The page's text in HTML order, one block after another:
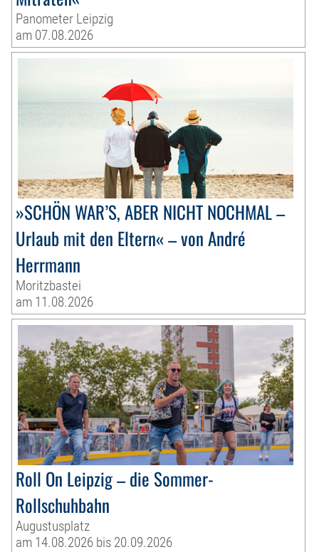
Panometer Leipzig
am 07.08.2026
»SCHÖN WAR’S, ABER NICHT NOCHMAL –
Urlaub mit den Eltern« – von André
Herrmann
Moritzbastei
am 11.08.2026
Roll On Leipzig – die Sommer-
Rollschuhbahn
Augustusplatz
am 14.08.2026 bis 20.09.2026